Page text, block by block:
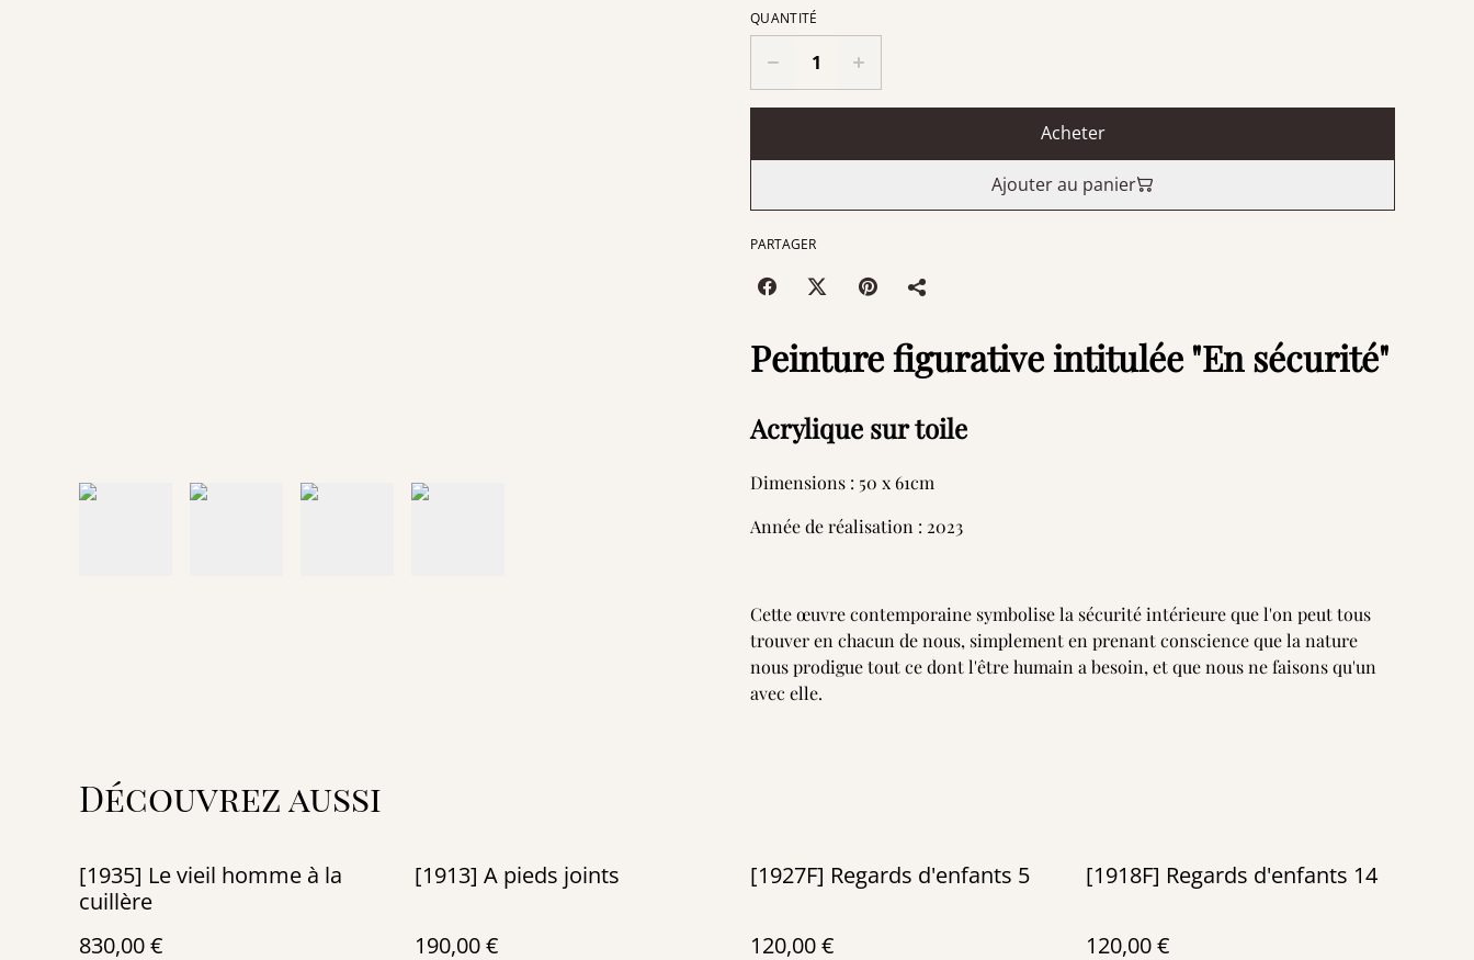
QUANTITÉ
Acheter
Ajouter au panier
PARTAGER
Peinture figurative intitulée "En sécurité"
Acrylique sur toile
Dimensions : 50 x 61cm
Année de réalisation : 2023
Cette œuvre contemporaine symbolise la sécurité intérieure que l'on peut tous
trouver en chacun de nous, simplement en prenant conscience que la nature
nous prodigue tout ce dont l'être humain a besoin, et que nous ne faisons qu'un
avec elle.
Découvrez aussi
[1935] Le vieil homme à la
cuillère
830,00 €
[1913] A pieds joints
190,00 €
[1927F] Regards d'enfants 5
120,00 €
[1918F] Regards d'enfants 14
120,00 €